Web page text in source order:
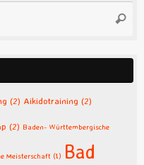
(2) Aikidotraining (2)
(2) Baden- Württembergische
Meisterschaft (1) Bad